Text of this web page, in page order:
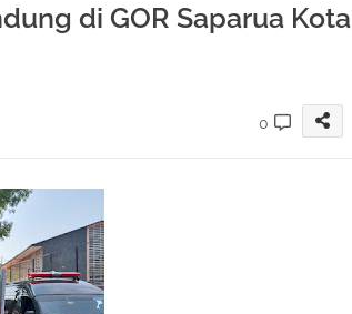
di GOR Saparua Kota
0